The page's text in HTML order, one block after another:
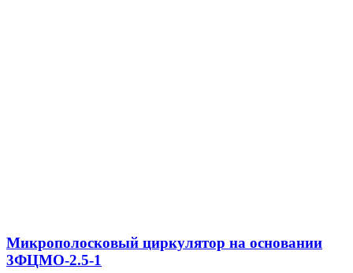
Микрополосковый циркулятор на основании
3ФЦМО-2.5-1